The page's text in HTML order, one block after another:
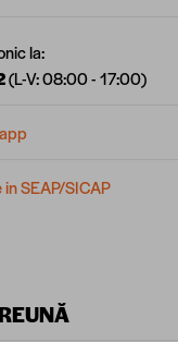
la:
(L-V: 08:00 - 17:00)
SEAP/SICAP